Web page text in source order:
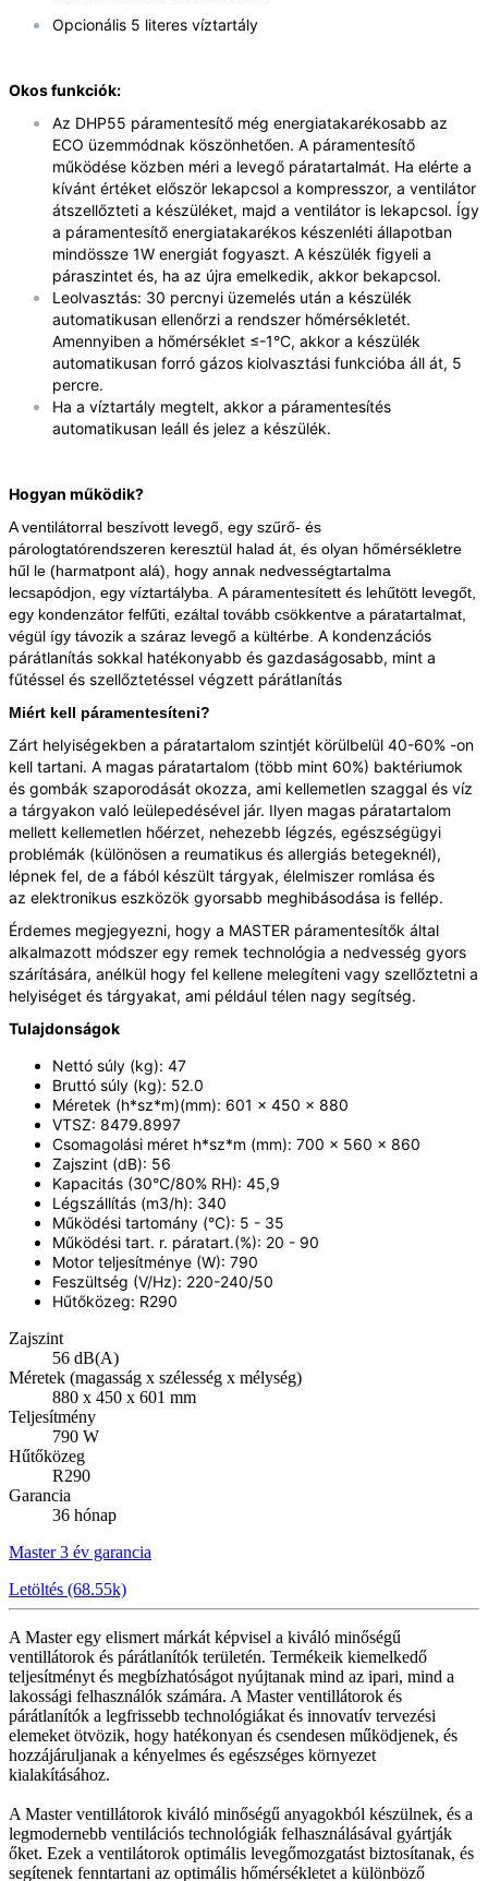
Opcionális 5 literes víztartály
Okos funkciók:
Az DHP55 páramentesítő még energiatakarékosabb az
ECO üzemmódnak köszönhetően. A páramentesítő
működése közben méri a levegő páratartalmát. Ha elérte a
kívánt értéket először lekapcsol a kompresszor, a ventilátor
átszellőzteti a készüléket, majd a ventilátor is lekapcsol. Így
a páramentesítő energiatakarékos készenléti állapotban
mindössze 1W energiát fogyaszt. A készülék figyeli a
páraszintet és, ha az újra emelkedik, akkor bekapcsol.
Leolvasztás: 30 percnyi üzemelés után a készülék
automatikusan ellenőrzi a rendszer hőmérsékletét.
Amennyiben a hőmérséklet ≤-1°C, akkor a készülék
automatikusan forró gázos kiolvasztási funkcióba áll át, 5
percre.
Ha a víztartály megtelt, akkor a páramentesítés
automatikusan leáll és jelez a készülék.
Hogyan működik?
A ventilátorral beszívott levegő, egy szűrő- és
párologtatórendszeren keresztül halad át, és olyan hőmérsékletre
hűl le (harmatpont alá), hogy annak nedvességtartalma
lecsapódjon, egy víztartályba. A páramentesített és lehűtött levegőt,
egy kondenzátor felfűti, ezáltal tovább csökkentve a páratartalmat,
végül így távozik a száraz levegő a kültérbe. A kondenzációs
párátlanítás sokkal hatékonyabb és gazdaságosabb, mint a
fűtéssel és szellőztetéssel végzett párátlanítás
Miért kell páramentesíteni?
Zárt helyiségekben a páratartalom szintjét körülbelül 40-60% -on
kell tartani. A magas páratartalom (több mint 60%) baktériumok
és gombák szaporodását okozza, ami kellemetlen szaggal és víz
a tárgyakon való leülepedésével jár. Ilyen magas páratartalom
mellett kellemetlen hőérzet, nehezebb légzés, egészségügyi
problémák (különösen a reumatikus és allergiás betegeknél),
lépnek fel, de a fából készült tárgyak, élelmiszer romlása és
az elektronikus eszközök gyorsabb meghibásodása is fellép.
Érdemes megjegyezni, hogy a MASTER páramentesítők által
alkalmazott módszer egy remek technológia a nedvesség gyors
szárítására, anélkül hogy fel kellene melegíteni vagy szellőztetni a
helyiséget és tárgyakat, ami például télen nagy segítség.
Tulajdonságok
Nettó súly (kg): 47
Bruttó súly (kg): 52.0
Méretek (h*sz*m)(mm): 601 x 450 x 880
VTSZ: 8479.8997
Csomagolási méret h*sz*m (mm): 700 x 560 x 860
Zajszint (dB): 56
Kapacitás (30°C/80% RH): 45,9
Légszállítás (m3/h): 340
Működési tartomány (°C): 5 - 35
Működési tart. r. páratart.(%): 20 - 90
Motor teljesítménye (W): 790
Feszültség (V/Hz): 220-240/50
Hűtőközeg: R290
Zajszint
56 dB(A)
Méretek (magasság x szélesség x mélység)
880 x 450 x 601 mm
Teljesítmény
790 W
Hűtőközeg
R290
Garancia
36 hónap
Master 3 év garancia
Letöltés (68.55k)
A Master egy elismert márkát képvisel a kiváló minőségű
ventillátorok és párátlanítók területén. Termékeik kiemelkedő
teljesítményt és megbízhatóságot nyújtanak mind az ipari, mind a
lakossági felhasználók számára. A Master ventillátorok és
párátlanítók a legfrissebb technológiákat és innovatív tervezési
elemeket ötvözik, hogy hatékonyan és csendesen működjenek, és
hozzájáruljanak a kényelmes és egészséges környezet
kialakításához.
A Master ventillátorok kiváló minőségű anyagokból készülnek, és a
legmodernebb ventilációs technológiák felhasználásával gyártják
őket. Ezek a ventilátorok optimális levegőmozgatást biztosítanak, és
segítenek fenntartani az optimális hőmérsékletet a különböző